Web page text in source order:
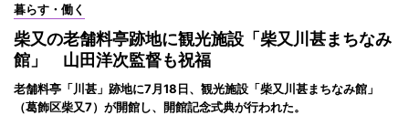
暮らす・働く
柴又の老舗料亭跡地に観光施設「柴又川甚まちなみ
館」 山田洋次監督も祝福
老舗料亭「川甚」跡地に7月18日、観光施設「柴又川甚まちなみ館」
（葛飾区柴又7）が開館し、開館記念式典が行われた。